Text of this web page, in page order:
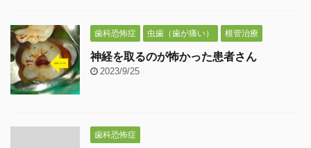
歯科恐怖症 虫歯（歯が痛い） 根管治療
神経を取るのが怖かった患者さん
2023/9/25
歯科恐怖症